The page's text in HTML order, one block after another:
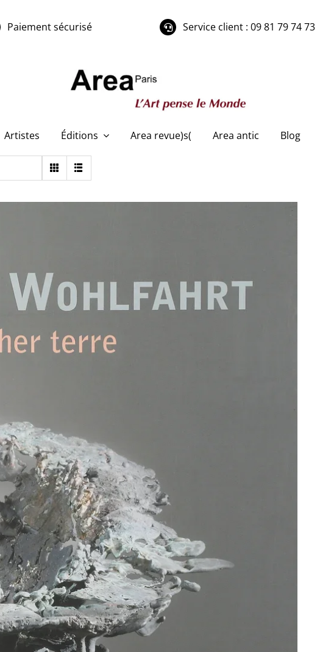
Paiement sécurisé Service client : 09 81 79 74 73
Artistes Éditions Area revue)s( Area antic Blog
: Toucher terre